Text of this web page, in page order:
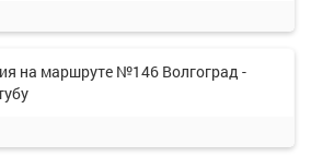
на маршруте №146 Волгоград -